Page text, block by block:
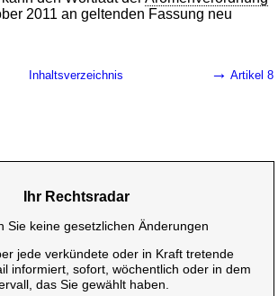
2011 an geltenden Fassung neu
Inhaltsverzeichnis → Artikel 8
Ihr Rechtsradar
Sie keine gesetzlichen Änderungen
jede verkündete oder in Kraft tretende
informiert, sofort, wöchentlich oder in dem
das Sie gewählt haben.